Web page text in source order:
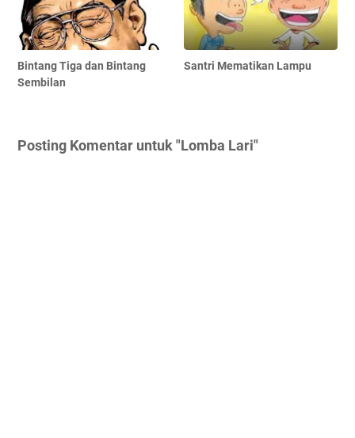
Bintang Tiga dan Bintang
Sembilan
Santri Mematikan Lampu
Posting Komentar untuk "Lomba Lari"